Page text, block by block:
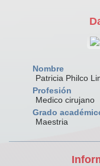
Nombre
Patricia Philco
Profesión
Medico cirujano
Grado
Maestria